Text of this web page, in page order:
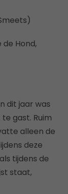
de Hond,
dit jaar was
gast. Ruim
alleen de
deze
tijdens de
staat,